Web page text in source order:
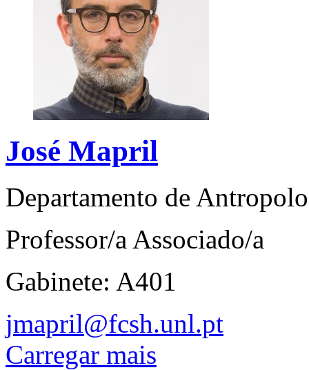
José Mapril
Departamento de
Professor/a Associado/a
Gabinete: A401
jmapril@fcsh.unl.pt
Carregar mais